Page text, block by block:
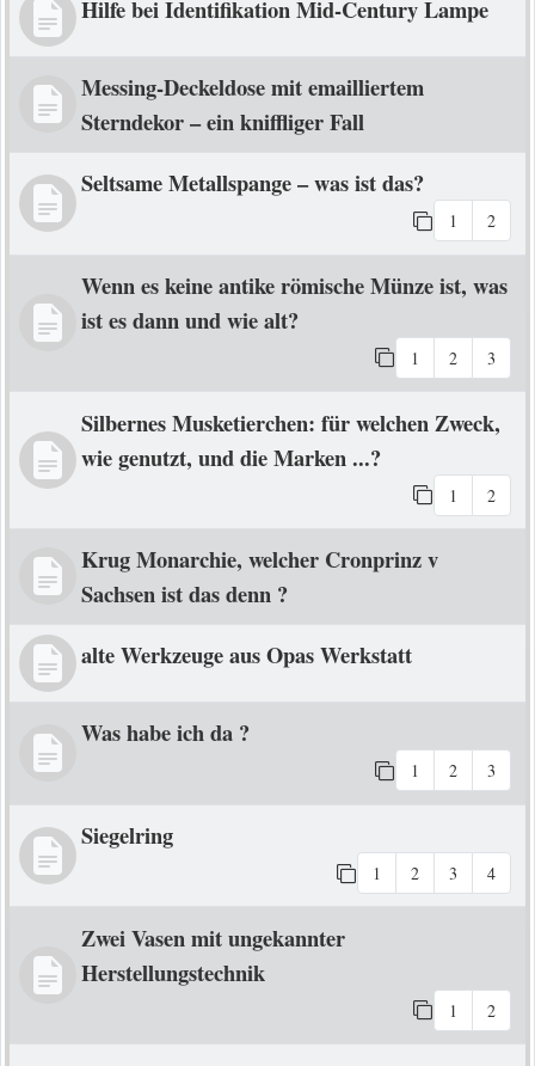
Hilfe bei Identifikation Mid-Century Lampe
Messing-Deckeldose mit emailliertem
Sterndekor – ein kniffliger Fall
Seltsame Metallspange – was ist das?
1 2
Wenn es keine antike römische Münze ist, was
ist es dann und wie alt?
1 2 3
Silbernes Musketierchen: für welchen Zweck,
wie genutzt, und die Marken ...?
1 2
Krug Monarchie, welcher Cronprinz v
Sachsen ist das denn ?
alte Werkzeuge aus Opas Werkstatt
Was habe ich da ?
1 2 3
Siegelring
1 2 3 4
Zwei Vasen mit ungekannter
Herstellungstechnik
1 2